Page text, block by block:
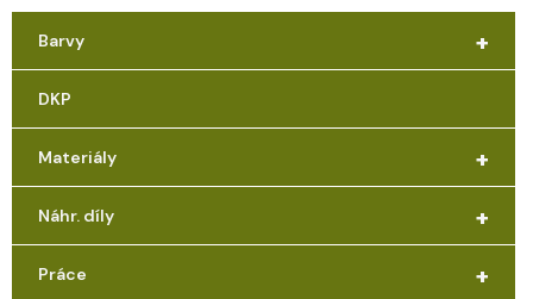
+
Barvy
DKP
+
Materiály
+
Náhr. díly
+
Práce